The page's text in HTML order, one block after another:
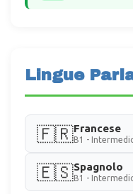
Lingue
🇫🇷Francese
B1 -
🇪🇸Spagnolo
B1 -